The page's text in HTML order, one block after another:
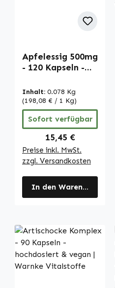
Apfelessig 500mg
- 120 Kapseln -
vegan | Warnke
Vitalstoffe
Inhalt: 0.078 Kg
(198,08 € / 1 Kg)
Sofort verfügbar
Regulärer Preis:
15,45 €
Preise inkl. MwSt.
zzgl. Versandkosten
In den Warenkorb